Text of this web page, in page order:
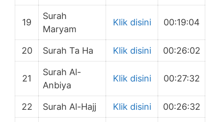
19
Surah
Maryam
Klik disini 00:19:04
20 Surah Ta Ha Klik disini 00:26:02
21
Surah Al-
Anbiya
Klik disini 00:27:32
22 Surah Al-Hajj Klik disini 00:26:32